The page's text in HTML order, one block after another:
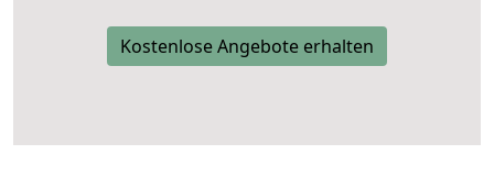
Kostenlose Angebote erhalten